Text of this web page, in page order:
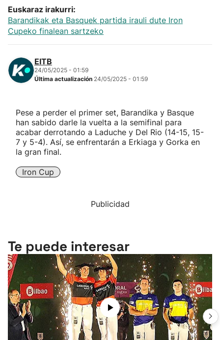
Atletismo
Carreras de montaña
Más deportes
Euskaraz irakurri:
Barandikak eta Basquek partida irauli dute Iron
Cupeko finalean sartzeko
EITB
24/05/2025 - 01:59
Última actualización 24/05/2025 - 01:59
Pese a perder el primer set, Barandika y Basque
han sabido darle la vuelta a la semifinal para
acabar derrotando a Laduche y Del Rio (14-15, 15-
7 y 5-4). Así, se enfrentarán a Erkiaga y Gorka en
la gran final.
Iron Cup
Publicidad
Te puede interesar